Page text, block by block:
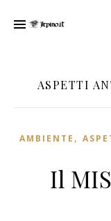
ASPETTI
AMBIENTE ,
Il